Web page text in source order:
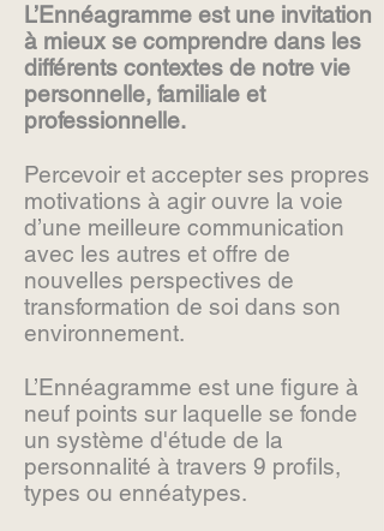
L’Ennéagramme est une invitation
à mieux se comprendre dans les
différents contextes de notre vie
personnelle, familiale et
professionnelle.
Percevoir et accepter ses propres
motivations à agir ouvre la voie
d’une meilleure communication
avec les autres et offre de
nouvelles perspectives de
transformation de soi dans son
environnement.
L’Ennéagramme est une figure à
neuf points sur laquelle se fonde
un système d'étude de la
personnalité à travers 9 profils,
types ou ennéatypes.